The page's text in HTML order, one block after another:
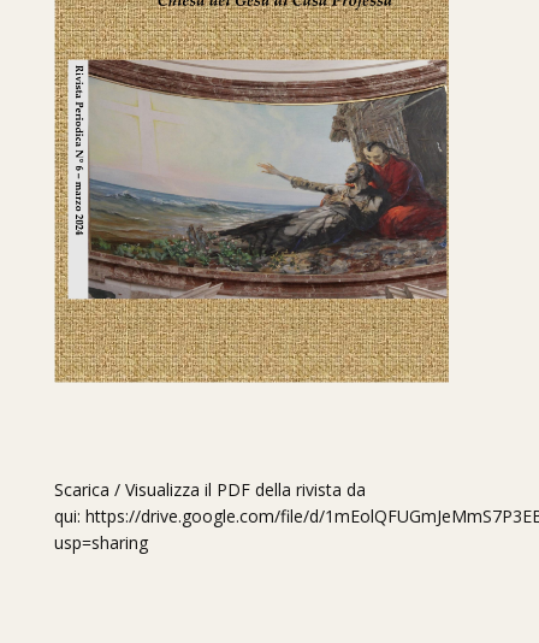
Scarica / Visualizza il PDF della rivista da
qui: https://drive.google.com/file/d/
usp=sharing